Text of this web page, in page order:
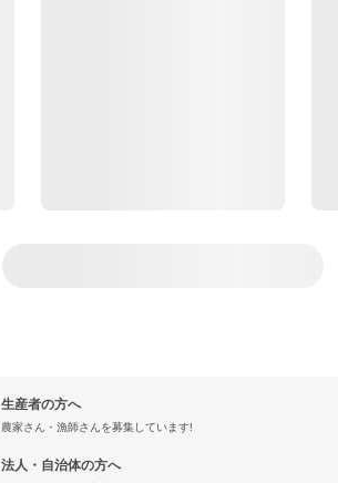
生産者の方へ
農家さん・漁師さんを募集しています!
法人・自治体の方へ